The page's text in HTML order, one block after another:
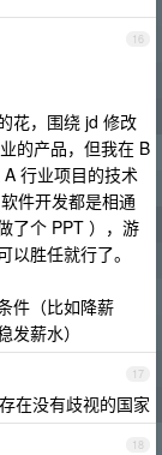
16
花，围绕 jd 修改
的产品，但我在 B
行业项目的技术
件开发都是相通
了个 PPT ），游
胜任就行了。
件（比如降薪
薪水）
17
在没有歧视的国家
18